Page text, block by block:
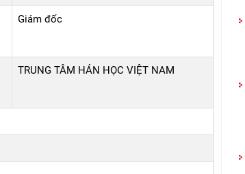
Giám đốc
TRUNG TÂM HÁN HỌC VIỆT NAM